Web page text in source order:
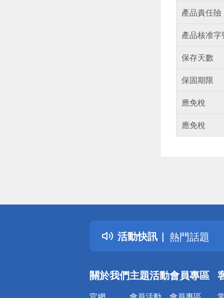
產品責任險
產品核准字
保存天數
保固期限
應免稅
應免稅
活動快訊
詐騙網頁！
得獎公告
熱門話題
銀行優惠
詐騙網頁！
關於我們主題活動會員專區